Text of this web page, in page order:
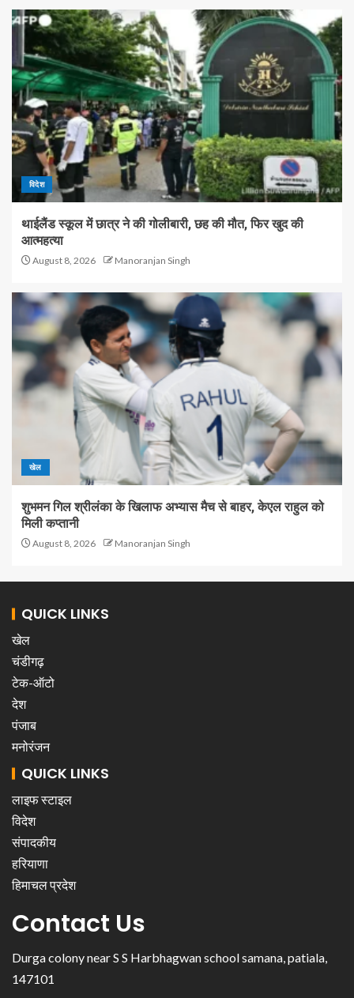
विदेश
थाईलैंड स्कूल में छात्र ने की गोलीबारी, छह की मौत, फिर खुद की
आत्महत्या
August 8, 2026 Manoranjan Singh
खेल
शुभमन गिल श्रीलंका के खिलाफ अभ्यास मैच से बाहर, केएल राहुल को
मिली कप्तानी
August 8, 2026 Manoranjan Singh
QUICK LINKS
खेल
चंडीगढ़
टेक-ऑटो
देश
पंजाब
मनोरंजन
QUICK LINKS
लाइफ स्टाइल
विदेश
संपादकीय
हरियाणा
हिमाचल प्रदेश
Contact Us
Durga colony near S S Harbhagwan school samana, patiala,
147101